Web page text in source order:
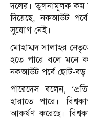
দলের। তুলনামূলক কম
দিয়েছে, নকআউট
সুযোগ নেই।
মোহাম্মদ সালাহর
হতে পারে বলে মনে
নকআউট পর্বে ছোট-বড়
পারেদেস বলেন,
হারাতে পারে।
আকর্ষণ করেছে।